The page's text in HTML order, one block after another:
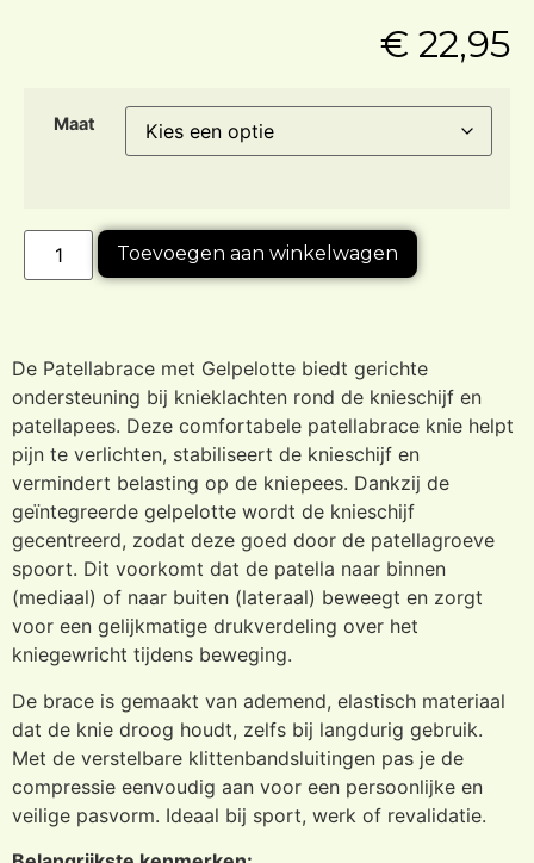
€ 22,95
Maat
Toevoegen aan winkelwagen
De Patellabrace met Gelpelotte biedt gerichte
ondersteuning bij knieklachten rond de knieschijf en
patellapees. Deze comfortabele patellabrace knie helpt
pijn te verlichten, stabiliseert de knieschijf en
vermindert belasting op de kniepees. Dankzij de
geïntegreerde gelpelotte wordt de knieschijf
gecentreerd, zodat deze goed door de patellagroeve
spoort. Dit voorkomt dat de patella naar binnen
(mediaal) of naar buiten (lateraal) beweegt en zorgt
voor een gelijkmatige drukverdeling over het
kniegewricht tijdens beweging.
De brace is gemaakt van ademend, elastisch materiaal
dat de knie droog houdt, zelfs bij langdurig gebruik.
Met de verstelbare klittenbandsluitingen pas je de
compressie eenvoudig aan voor een persoonlijke en
veilige pasvorm. Ideaal bij sport, werk of revalidatie.